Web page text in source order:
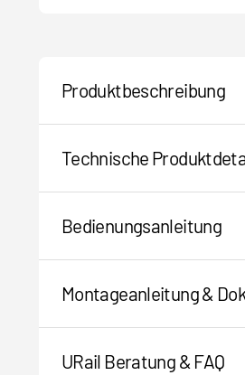
Produktbeschreibung
Technische
Bedienungsanleitung
Montageanleitung &
URail Beratung & FAQ